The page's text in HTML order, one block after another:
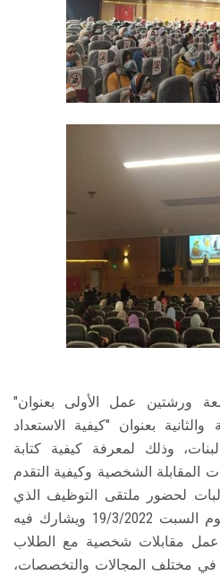
ورشتين عمل الأولى بعنوان"
بعنوان "كيفية الاستعداد
وذلك لمعرفة كيفية كتابة
المقابلة الشخصية وكيفية التقدم
لحضور ملتقى التوظيف الذي
تنظمه جامعة عين شمس، يوم السبت 19/3/2022 ويشارك فيه
ويتم عمل مقابلات شخصية مع الطلاب
مختلف المجالات والتخصصات،